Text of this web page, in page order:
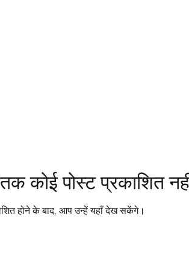
कोई पोस्ट प्रकाशित
होने के बाद, आप उन्हें यहाँ देख सकेंगे।